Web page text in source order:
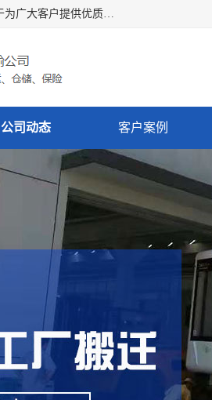
安徽信多多吊装搬运有限公司，主营吊装搬运,工厂搬迁，叉车出租，公司地址位于安徽合肥瑶海，致力于为广大客户提供优质的产品/服务，如果您对我公司的产品服务感兴趣，请联系[安徽信多多吊装搬运有限公司]，期待您的来电。
公司动态 客户案例